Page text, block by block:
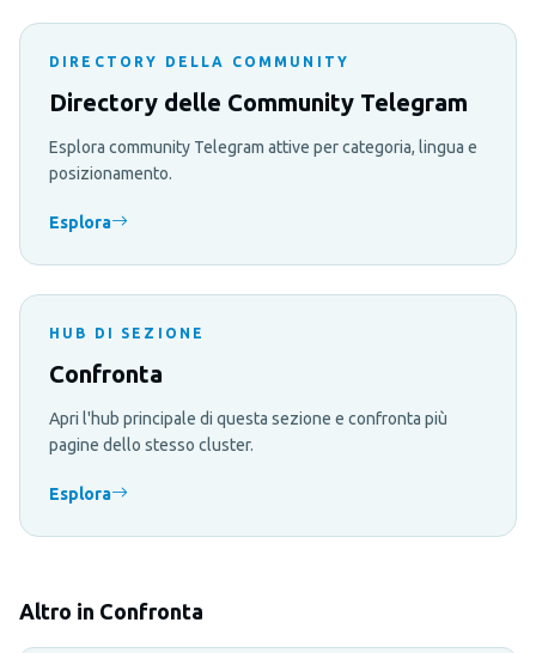
DIRECTORY DELLA COMMUNITY
Directory delle Community Telegram
Esplora community Telegram attive per categoria, lingua e
posizionamento.
Esplora
HUB DI SEZIONE
Confronta
Apri l'hub principale di questa sezione e confronta più
pagine dello stesso cluster.
Esplora
Altro in Confronta